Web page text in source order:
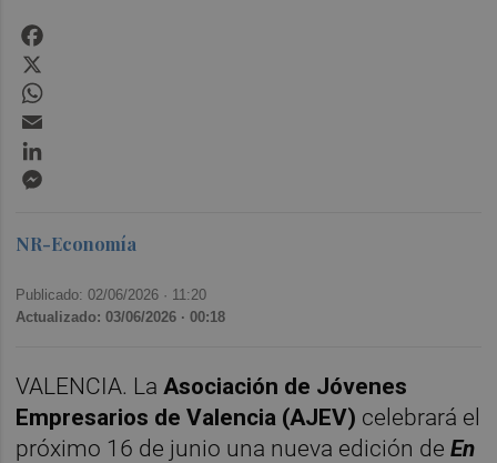
NR-Economía
Publicado: 02/06/2026 · 11:20
Actualizado: 03/06/2026 · 00:18
VALENCIA. LaAsociación de Jóvenes
Empresarios de Valencia (AJEV) celebrará el
próximo 16 de junio una nueva edición deEn